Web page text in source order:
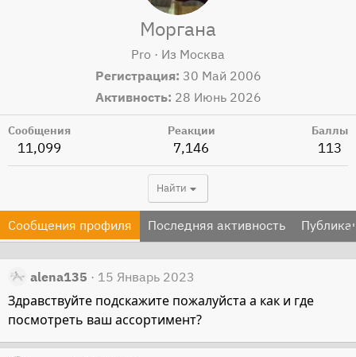
Моргана
Pro · Из Москва
Регистрация 30 Май 2006
Активность 28 Июнь 2026
Сообщения
11,099
Реакции
7,146
Баллы
113
Найти
Сообщения профиля Последняя активность
alena135 15 Январь 2023
Здравствуйте подскажите пожалуйста а как и где
посмотреть ваш ассортимент?